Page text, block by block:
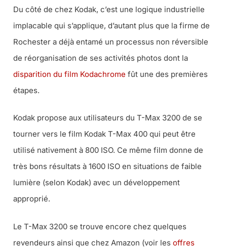
Du côté de chez Kodak, c’est une logique industrielle
implacable qui s’applique, d’autant plus que la firme de
Rochester a déjà entamé un processus non réversible
de réorganisation de ses activités photos dont la
disparition du film Kodachrome fût une des premières
étapes.
Kodak propose aux utilisateurs du T-Max 3200 de se
tourner vers le film Kodak T-Max 400 qui peut être
utilisé nativement à 800 ISO. Ce même film donne de
très bons résultats à 1600 ISO en situations de faible
lumière (selon Kodak) avec un développement
approprié.
Le T-Max 3200 se trouve encore chez quelques
revendeurs ainsi que chez Amazon (voir les offres